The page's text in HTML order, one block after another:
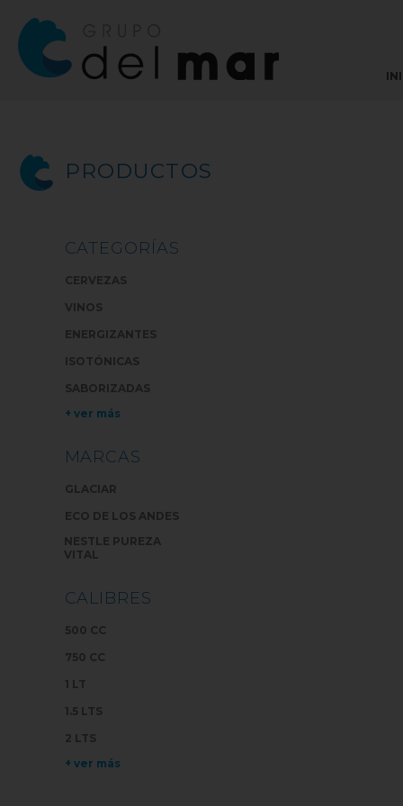
PRODUCTOS
CATEGORÍAS
CERVEZAS
VINOS
ENERGIZANTES
ISOTÓNICAS
SABORIZADAS
+ ver más
MARCAS
GLACIAR
ECO DE LOS ANDES
NESTLE PUREZA
VITAL
CALIBRES
500 CC
750 CC
1 LT
1.5 LTS
2 LTS
+ ver más